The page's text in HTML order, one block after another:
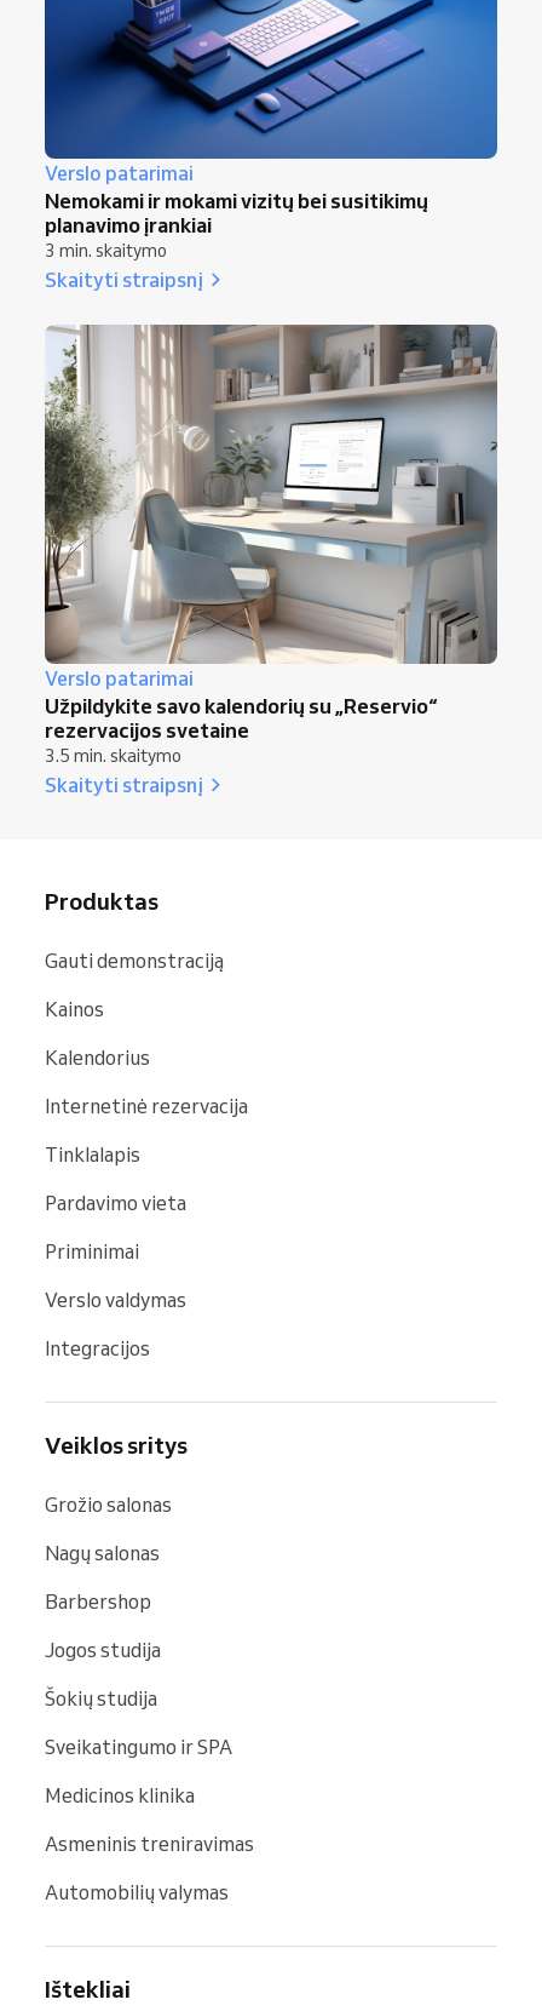
Verslo patarimai
Nemokami ir mokami vizitų bei susitikimų
planavimo įrankiai
3 min. skaitymo
Skaityti straipsnį
Verslo patarimai
Užpildykite savo kalendorių su „Reservio“
rezervacijos svetaine
3.5 min. skaitymo
Skaityti straipsnį
Produktas
Gauti demonstraciją
Kainos
Kalendorius
Internetinė rezervacija
Tinklalapis
Pardavimo vieta
Priminimai
Verslo valdymas
Integracijos
Veiklos sritys
Grožio salonas
Nagų salonas
Barbershop
Jogos studija
Šokių studija
Sveikatingumo ir SPA
Medicinos klinika
Asmeninis treniravimas
Automobilių valymas
Ištekliai